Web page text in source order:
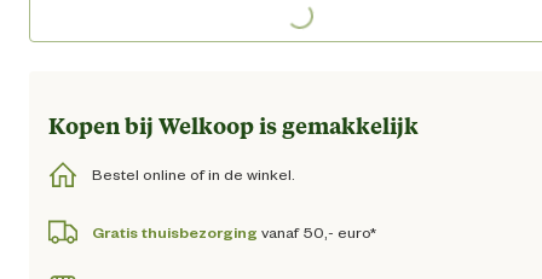
Loading...
Kopen bij Welkoop is gemakkelijk
Bestel online of in de winkel.
Gratis thuisbezorging vanaf 50,- euro*